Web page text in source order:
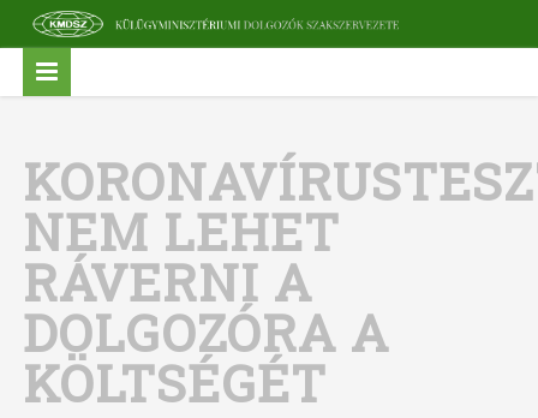
NEM LEHET
RÁVERNI A
DOLGOZÓRA A
KÖLTSÉGÉT